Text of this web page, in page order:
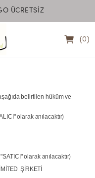
ÜCRETSİZ
(0)
belirtilen hükümve
olarak anılacaktır)
"SATICI"olarak anılacaktır)
ŞİRKETİ